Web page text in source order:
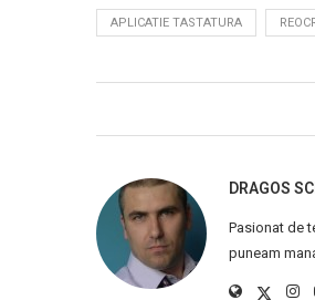
APLICATIE TASTATURA
DRAGOS
Pasionat de
puneam